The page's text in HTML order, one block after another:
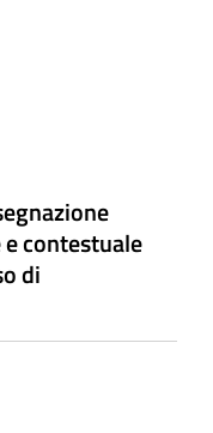
contestuale
di